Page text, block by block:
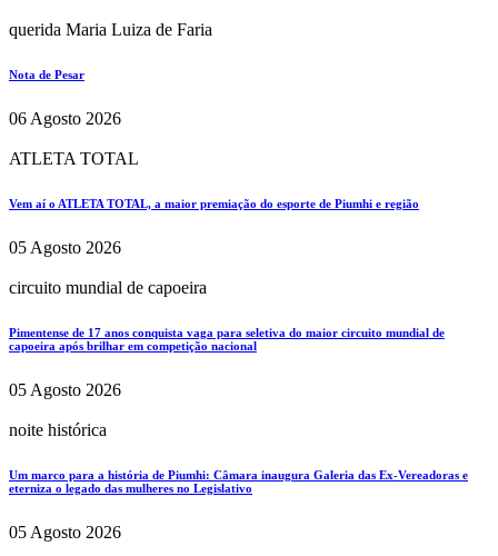
querida Maria Luiza de Faria
Nota de Pesar
06 Agosto 2026
ATLETA TOTAL
Vem aí o ATLETA TOTAL, a maior premiação do esporte de Piumhi e região
05 Agosto 2026
circuito mundial de capoeira
Pimentense de 17 anos conquista vaga para seletiva do maior circuito mundial de
capoeira após brilhar em competição nacional
05 Agosto 2026
noite histórica
Um marco para a história de Piumhi: Câmara inaugura Galeria das Ex-Vereadoras e
eterniza o legado das mulheres no Legislativo
05 Agosto 2026